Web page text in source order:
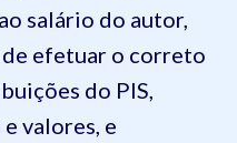
salário do autor,
de efetuar o correto
do PIS,
valores, e